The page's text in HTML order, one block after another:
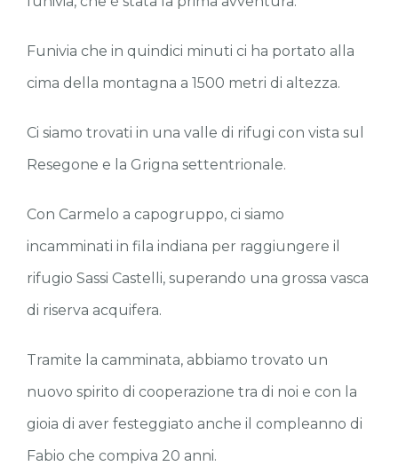
Funivia che in quindici minuti ci ha portato alla
cima della montagna a 1500 metri di altezza.
Ci siamo trovati in una valle di rifugi con vista sul
Resegone e la Grigna settentrionale.
Con Carmelo a capogruppo, ci siamo
incamminati in fila indiana per raggiungere il
rifugio Sassi Castelli, superando una grossa vasca
di riserva acquifera.
Tramite la camminata, abbiamo trovato un
nuovo spirito di cooperazione tra di noi e con la
gioia di aver festeggiato anche il compleanno di
Fabio che compiva 20 anni.